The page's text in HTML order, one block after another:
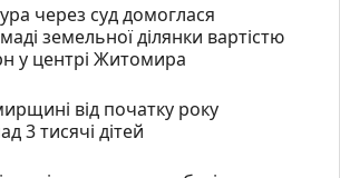
через суд домоглася
земельної ділянки вартістю
у центрі Житомира
від початку року
3 тисячі дітей